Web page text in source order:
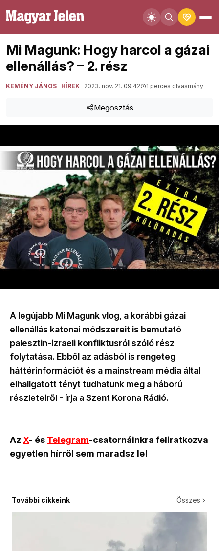
Mi Magunk: Hogy harcol a gázai
ellenállás? – 2. rész
KEMÉNY JÁNOS HÍREK 2023. nov. 21. 09:42 1 perces olvasmány
Megosztás
A legújabb Mi Magunk vlog, a korábbi gázai
ellenállás katonai módszereit is bemutató
palesztin-izraeli konfliktusról szóló rész
folytatása. Ebből az adásból is rengeteg
háttérinformációt és a mainstream média által
elhallgatott tényt tudhatunk meg a háború
részleteiről - írja a Szent Korona Rádió.
Az X- és Telegram-csatornáinkra feliratkozva
egyetlen hírről sem maradsz le!
További cikkeink Összes